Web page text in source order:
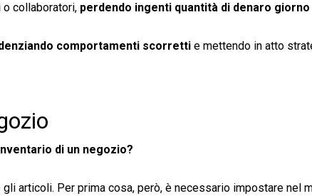
collaboratori, perdendo ingenti quantità di denaro
comportamenti scorretti e mettendo in atto
di un negozio?
articoli. Per prima cosa, però, è necessario impostare nel